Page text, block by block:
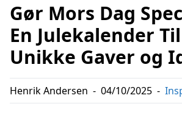
Gør Mors Dag
En Julekalender
Unikke Gaver og
Henrik Andersen - 04/10/2025 -